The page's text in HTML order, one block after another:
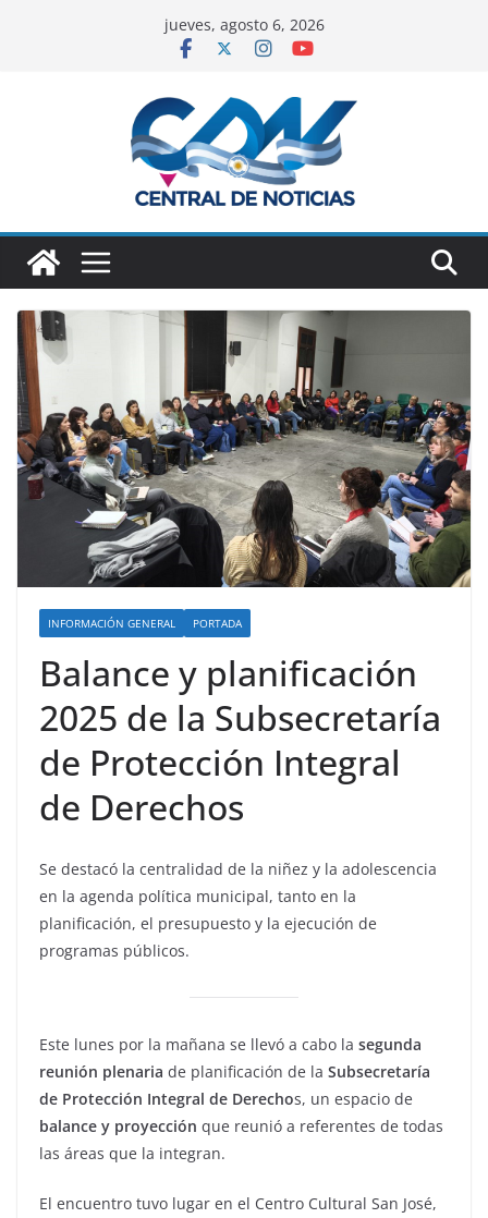
jueves, agosto 6, 2026
INFORMACIÓN GENERAL PORTADA
Balance y planificación
2025 de la Subsecretaría
de Protección Integral
de Derechos
Se destacó la centralidad de la niñez y la adolescencia
en la agenda política municipal, tanto en la
planificación, el presupuesto y la ejecución de
programas públicos.
Este lunes por la mañana se llevó a cabo la segunda
reunión plenaria de planificación de la Subsecretaría
de Protección Integral de Derechos, un espacio de
balance y proyección que reunió a referentes de todas
las áreas que la integran.
El encuentro tuvo lugar en el Centro Cultural San José,